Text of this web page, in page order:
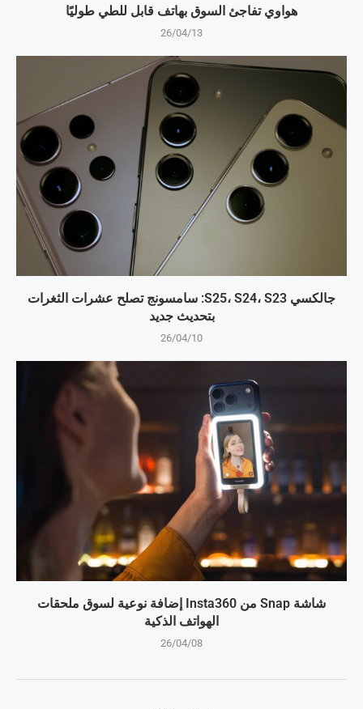
هواوي تفاجئ السوق بهاتف قابل للطي طوليًا
26/04/13
جالكسي S25، S24، S23: سامسونج تصلح عشرات الثغرات
بتحديث جديد
26/04/10
شاشة Snap من Insta360 إضافة نوعية لسوق ملحقات
الهواتف الذكية
26/04/08